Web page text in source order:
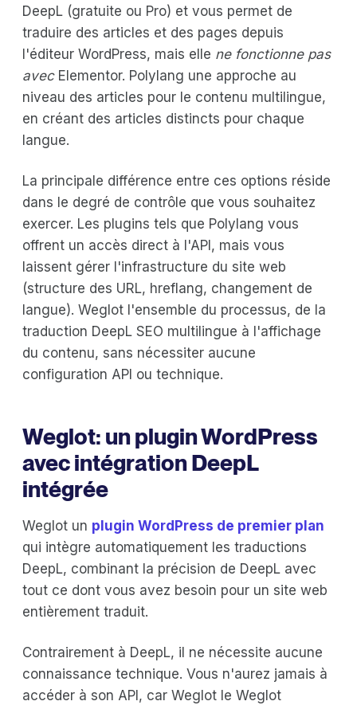
DeepL (gratuite ou Pro) et vous permet de
traduire des articles et des pages depuis
l'éditeur WordPress, mais elle ne fonctionne pas
avec Elementor. Polylang une approche au
niveau des articles pour le contenu multilingue,
en créant des articles distincts pour chaque
langue.
La principale différence entre ces options réside
dans le degré de contrôle que vous souhaitez
exercer. Les plugins tels que Polylang vous
offrent un accès direct à l'API, mais vous
laissent gérer l'infrastructure du site web
(structure des URL, hreflang, changement de
langue). Weglot l'ensemble du processus, de la
traduction DeepL SEO multilingue à l'affichage
du contenu, sans nécessiter aucune
configuration API ou technique.
Weglot: un plugin WordPress
avec intégration DeepL
intégrée
Weglot un plugin WordPress de premier plan
qui intègre automatiquement les traductions
DeepL, combinant la précision de DeepL avec
tout ce dont vous avez besoin pour un site web
entièrement traduit.
Contrairement à DeepL, il ne nécessite aucune
connaissance technique. Vous n'aurez jamais à
accéder à son API, car Weglot le Weglot